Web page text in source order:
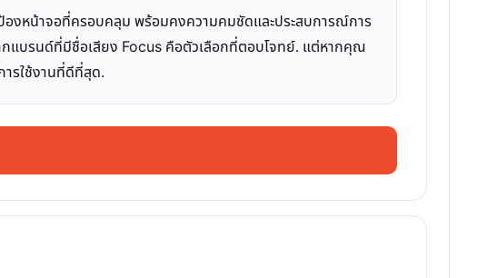
องหน้าจอที่ครอบคลุม พร้อมคงความคมชัดและประสบการณ์การ
บรนด์ที่มีชื่อเสียง Focus คือตัวเลือกที่ตอบโจทย์. แต่หากคุณ
รใช้งานที่ดีที่สุด.